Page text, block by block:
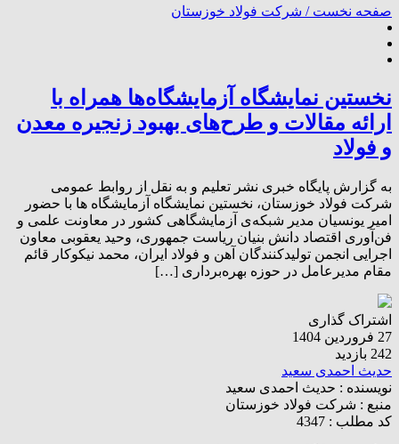
صفحه نخست / شرکت فولاد خوزستان
نخستین نمایشگاه آزمایشگاه‌ها همراه با
ارائه مقالات و طرح‌های بهبود زنجیره معدن
و فولاد
به گزارش پایگاه خبری نشر تعلیم و به نقل از روابط عمومی
شرکت فولاد خوزستان، نخستین نمایشگاه آزمایشگاه ها با حضور
امیر یونسیان مدیر شبکه‌ی آزمایشگاهی کشور در معاونت علمی و
فن‌آوری اقتصاد دانش بنیان ریاست جمهوری، وحید یعقوبی معاون
اجرایی انجمن تولیدکنندگان آهن و فولاد ایران، محمد نیکوکار قائم
مقام مدیرعامل در حوزه بهره‌برداری […]
اشتراک گذاری
27 فروردین 1404
242 بازدید
حدیث احمدی سعید
نویسنده : حدیث احمدی سعید
منبع : شرکت فولاد خوزستان
کد مطلب : 4347